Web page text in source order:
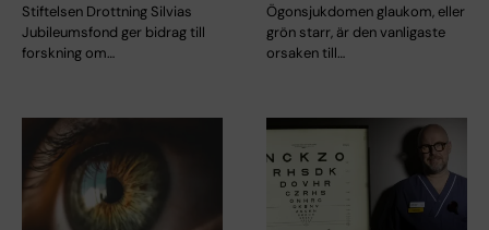
Stiftelsen Drottning Silvias
Jubileumsfond ger bidrag till
forskning om…
Ögonsjukdomen glaukom, eller
grön starr, är den vanligaste
orsaken till…